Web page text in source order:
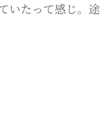
たって感じ。途